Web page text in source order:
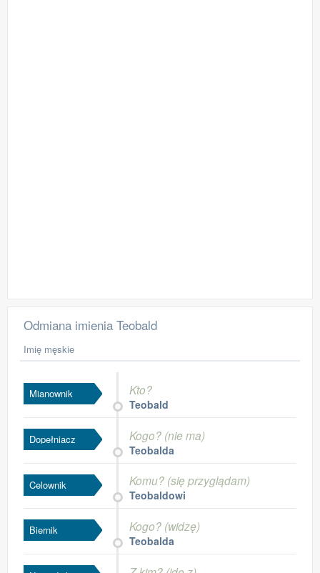
Odmiana imienia Teobald
Imię męskie
Mianownik Kto?
Teobald
Dopełniacz Kogo? (nie ma)
Teobalda
Celownik Komu? (się przyglądam)
Teobaldowi
Biernik Kogo? (widzę)
Teobalda